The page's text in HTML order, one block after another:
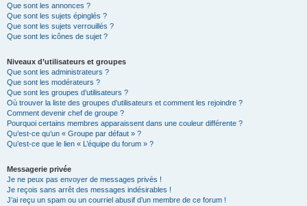
Que sont les annonces ?
Que sont les sujets épinglés ?
Que sont les sujets verrouillés ?
Que sont les icônes de sujet ?
Niveaux d’utilisateurs et groupes
Que sont les administrateurs ?
Que sont les modérateurs ?
Que sont les groupes d’utilisateurs ?
Où trouver la liste des groupes d’utilisateurs et comment les rejoindre ?
Comment devenir chef de groupe ?
Pourquoi certains membres apparaissent dans une couleur différente ?
Qu’est-ce qu’un « Groupe par défaut » ?
Qu’est-ce que le lien « L’équipe du forum » ?
Messagerie privée
Je ne peux pas envoyer de messages privés !
Je reçois sans arrêt des messages indésirables !
J’ai reçu un spam ou un courriel abusif d’un membre de ce forum !